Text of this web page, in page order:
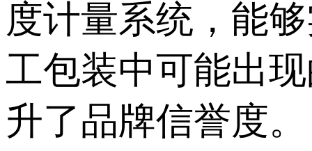
度计量系统，能
工包装中可能出
升了品牌信誉度。